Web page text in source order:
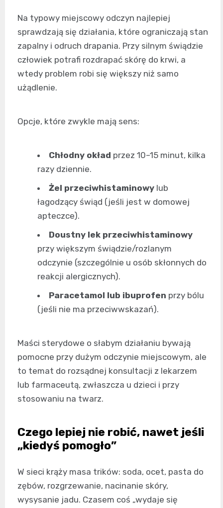
Na typowy miejscowy odczyn najlepiej
sprawdzają się działania, które ograniczają stan
zapalny i odruch drapania. Przy silnym świądzie
człowiek potrafi rozdrapać skórę do krwi, a
wtedy problem robi się większy niż samo
użądlenie.
Opcje, które zwykle mają sens:
Chłodny okład przez 10–15 minut, kilka
razy dziennie.
Żel przeciwhistaminowy lub
łagodzący świąd (jeśli jest w domowej
apteczce).
Doustny lek przeciwhistaminowy
przy większym świądzie/rozlanym
odczynie (szczególnie u osób skłonnych do
reakcji alergicznych).
Paracetamol lub ibuprofen przy bólu
(jeśli nie ma przeciwwskazań).
Maści sterydowe o słabym działaniu bywają
pomocne przy dużym odczynie miejscowym, ale
to temat do rozsądnej konsultacji z lekarzem
lub farmaceutą, zwłaszcza u dzieci i przy
stosowaniu na twarz.
Czego lepiej nie robić, nawet jeśli
„kiedyś pomogło”
W sieci krąży masa trików: soda, ocet, pasta do
zębów, rozgrzewanie, nacinanie skóry,
wysysanie jadu. Czasem coś „wydaje się